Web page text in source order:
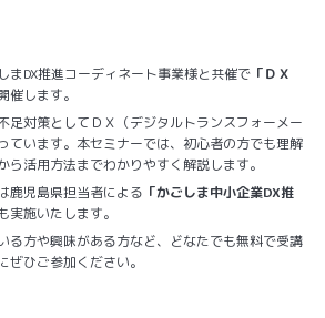
まDX推進コーディネート事業様と共催で 「ＤＸ
催します。
足対策としてＤＸ（デジタルトランスフォーメー
ています。本セミナーでは、初心者の方でも理解
ら活用方法までわかりやすく解説します。
鹿児島県担当者による 「かごしま中小企業DX推
実施いたします。
る方や興味がある方など、どなたでも無料で受講
ぜひご参加ください。